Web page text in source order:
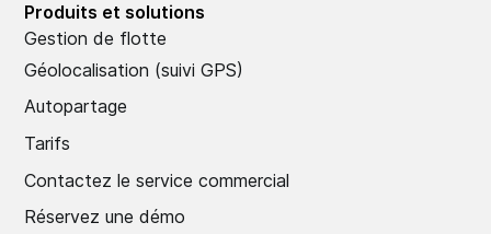
Produits et solutions
Gestion de flotte
Géolocalisation (suivi GPS)
Autopartage
Tarifs
Contactez le service commercial
Réservez une démo